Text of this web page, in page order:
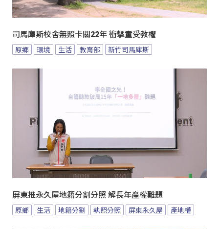
司馬庫斯校舍無照卡關22年 衝擊童受教權
原鄉 環境 生活 教育部 新竹司馬庫斯
屏東推永久屋地籍分割分照 解長年產權難題
原鄉 生活 地籍分割 執照分照 屏東永久屋 產地權